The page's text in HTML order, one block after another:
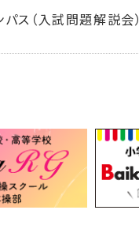
ス（入試問題解説会）